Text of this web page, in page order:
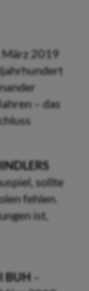
März 2019
– das
sollte
fehlen.
ist,
BUH –